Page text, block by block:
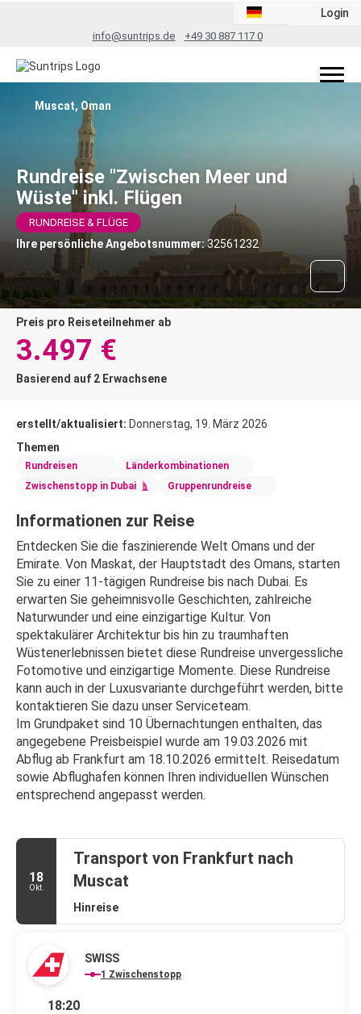
info@suntrips.de +49 30 887 117 0
Login
Rundreise "Zwischen Meer und
Wüste" inkl. Flügen
RUNDREISE & FLÜGE
Ihre persönliche Angebotsnummer: 32561232
Muscat, Oman
Preis pro Reiseteilnehmer ab
3.497 €
Basierend auf 2 Erwachsene
erstellt/aktualisiert: Donnerstag, 19. März 2026
Themen
Rundreisen
Länderkombinationen
Zwischenstopp in Dubai
Gruppenrundreise
Informationen zur Reise
Entdecken Sie die faszinierende Welt Omans und der
Emirate. Von Maskat, der Hauptstadt des Omans, starten
Sie zu einer 11-tägigen Rundreise bis nach Dubai. Es
erwarten Sie geheimnisvolle Geschichten, zahlreiche
Naturwunder und eine einzigartige Kultur. Von
spektakulärer Architektur bis hin zu traumhaften
Wüstenerlebnissen bietet diese Rundreise unvergessliche
Fotomotive und einzigartige Momente. Diese Rundreise
kann auch in der Luxusvariante durchgeführt werden, bitte
kontaktieren Sie dazu unser Serviceteam.
Im Grundpaket sind 10 Übernachtungen enthalten, das
angegebene Preisbeispiel wurde am 19.03.2026 mit
Abflug ab Frankfurt am 18.10.2026 ermittelt. Reisedatum
sowie Abflughafen können Ihren individuellen Wünschen
entsprechend angepasst werden.
18
Okt.
Transport von Frankfurt nach
Muscat
Hinreise
SWISS
1 Zwischenstopp
18:20